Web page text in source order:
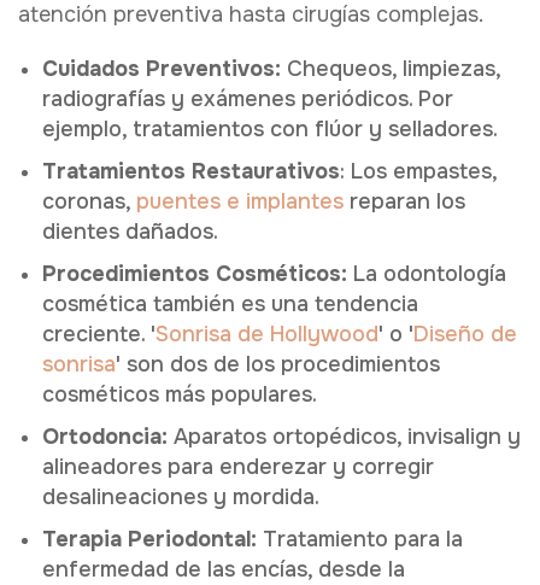
atención preventiva hasta cirugías complejas.
Cuidados Preventivos: Chequeos, limpiezas,
radiografías y exámenes periódicos. Por
ejemplo, tratamientos con flúor y selladores.
Tratamientos Restaurativos: Los empastes,
coronas, puentes e implantes reparan los
dientes dañados.
Procedimientos Cosméticos: La odontología
cosmética también es una tendencia
creciente. 'Sonrisa de Hollywood' o 'Diseño de
sonrisa' son dos de los procedimientos
cosméticos más populares.
Ortodoncia: Aparatos ortopédicos, invisalign y
alineadores para enderezar y corregir
desalineaciones y mordida.
Terapia Periodontal: Tratamiento para la
enfermedad de las encías, desde la